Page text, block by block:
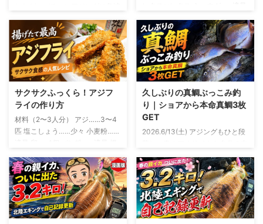
参戦 友人から誘いがあったの
は、釣行の2日ほど前 「平日やけ
ど、バチコン行くけ～」 断る理
由は微塵もありません。 バチコ
ンアジングとは？ バチコンアジ
ングとは、バーチカルコンタクト
アジングの略 決して、 「アジが
バチバチ、コンコンと当たる釣
り」 という意味ではないです 船
から仕掛けを縦方向に落とし、深
い場所にいるアジを狙う釣り 初
夏になって水温が上昇すると、シ
ョアから良型のアジを狙うのが難
しくなってきます この時期に岸
から釣れやすいのは、豆 ...
ン汁……大さじ1 しょうゆ……小さ
じ1 塩……少々 粗びき黒こしょ
う……少々 おろしにんにく……少
量 釣ったアジを使う場合は、鮮
度を保ったまま持ち帰り生食でき
る状態のものを使います アジの
下ごしらえと盛り付け アジは三
枚におろし、腹骨と血合い骨を取
り除きます 皮を引いたら、食べ
やすい薄さのそぎ切りにします
サニーレタスを切るもしくは手で
ちぎり、水にさらしたあと、しっ
かり水 ...
サクサクふっくら！アジフ
ライの作り方
材料（2〜3人分） アジ……3〜4
匹 塩こしょう……少々 小麦粉……
ソースまたはタルタルソース……
お好みで アジは三枚おろしにし
て、腹骨と小骨を取り除きます
開いた状態で揚げたい場合は、背
開きや腹開きでも大丈夫 アジフ
久しぶりの真鯛ぶっこみ釣
り｜ショアから本命真鯛3枚
GET
2026.6/13(土) アジングもひと段
では「もう十分かな？」というタ
イミング 例年なら、この時期か
らはちょい投げでキスを狙った
り、友人の船に乗せてもらって年
に1、2回ほどバチコンを楽しんだ
りするフェーズ そんな中で、ふ